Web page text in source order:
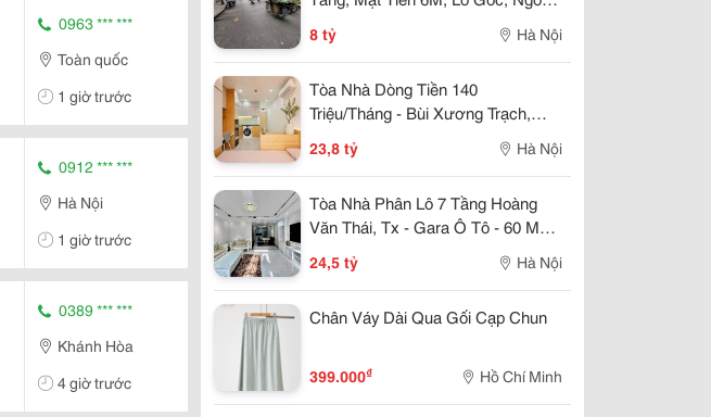
0963 *** ***
Toàn quốc
1 giờ trước
0912 *** ***
Hà Nội
1 giờ trước
0389 *** ***
Khánh Hòa
4 giờ trước
Thông, Ô Tô Tránh, Nhà Đẹp
8 tỷ Hà Nội
Tòa Nhà Dòng Tiền 140
Triệu/Tháng - Bùi Xương Trạch,
Thanh Xuân - 22 Căn Hộ Kk - 86
M2 X 7 Tầng - Mt 6 M - 23,8 Tỷ
23,8 tỷ Hà Nội
Tòa Nhà Phân Lô 7 Tầng Hoàng
Văn Thái, Tx - Gara Ô Tô - 60 M2 -
24,5 tỷ Hà Nội
Chân Váy Dài Qua Gối Cạp Chun
399.000₫ Hồ Chí Minh